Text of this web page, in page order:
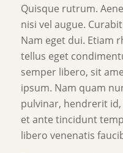
Quisque rutrum.
nisi vel augue.
Nam eget dui. Etiam
tellus eget
semper libero, sit
ipsum. Nam quam
pulvinar, hendrerit
et ante tincidunt
libero venenatis